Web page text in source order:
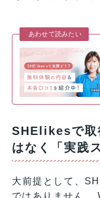
あわせて読みたい
SHElikesで取
はなく「実践
大前提として、
ではありません。